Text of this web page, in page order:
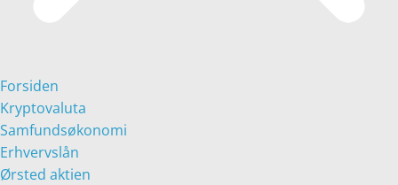
Forsiden
Kryptovaluta
Samfundsøkonomi
Erhvervslån
Ørsted aktien